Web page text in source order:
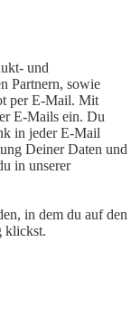
und
Partnern, sowie
per E-Mail. Mit
E-Mails ein. Du
in jeder E-Mail
Deiner Daten und
in unserer
in dem du auf den
klickst.